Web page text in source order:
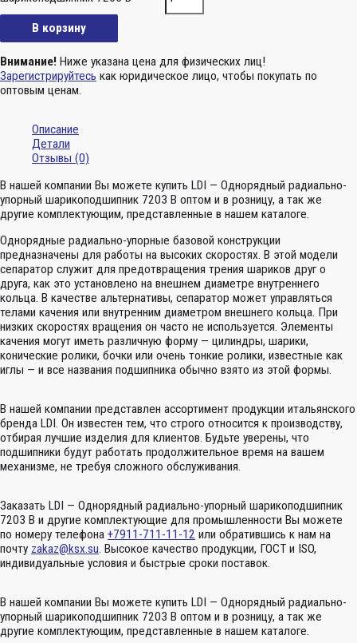
В корзину
Внимание! Ниже указана цена для физических лиц!
Зарегистрируйтесь как юридическое лицо, чтобы покупать по
оптовым ценам.
Описание
Детали
Отзывы (0)
В нашей компании Вы можете купить LDI — Однорядный радиально-
упорный шарикоподшипник 7203 B оптом и в розницу, а так же
другие комплектующим, представленные в нашем каталоге.
Однорядные радиально-упорные базовой конструкции
предназначены для работы на высоких скоростях. В этой модели
сепаратор служит для предотвращения трения шариков друг о
друга, как это установлено на внешнем диаметре внутреннего
кольца. В качестве альтернативы, сепаратор может управляться
телами качения или внутренним диаметром внешнего кольца. При
низких скоростях вращения он часто не используется. Элементы
качения могут иметь различную форму — цилиндры, шарики,
конические ролики, бочки или очень тонкие ролики, известные как
иглы — и все названия подшипника обычно взято из этой формы.
В нашей компании представлен ассортимент продукции итальянского
бренда LDI. Он известен тем, что строго относится к производству,
отбирая лучшие изделия для клиентов. Будьте уверены, что
подшипники будут работать продолжительное время на вашем
механизме, не требуя сложного обслуживания.
Заказать LDI — Однорядный радиально-упорный шарикоподшипник
7203 B и другие комплектующие для промышленности Вы можете
по номеру телефона +7911-711-11-12 или обратившись к нам на
почту zakaz@ksx.su. Высокое качество продукции, ГОСТ и ISO,
индивидуальные условия и быстрые сроки поставок.
В нашей компании Вы можете купить LDI — Однорядный радиально-
упорный шарикоподшипник 7203 B оптом и в розницу, а так же
другие комплектующим, представленные в нашем каталоге.